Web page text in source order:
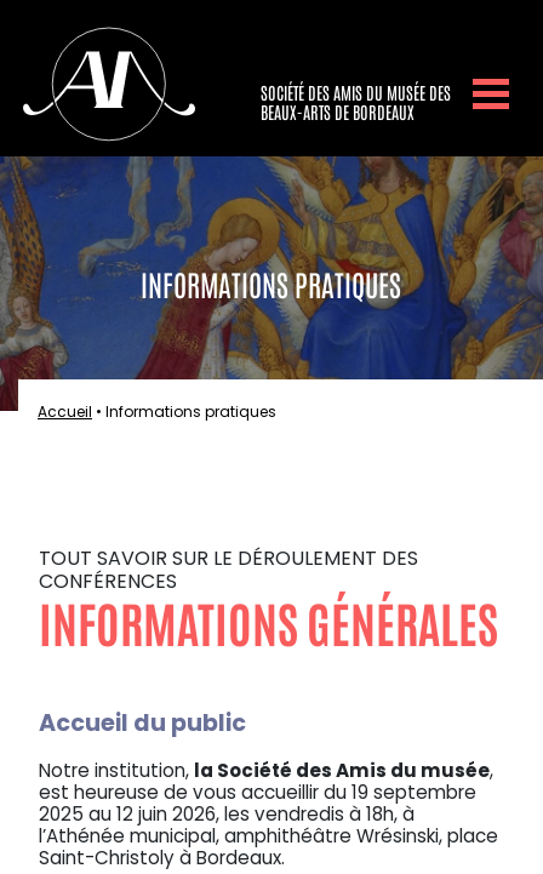
SOCIÉTÉ DES AMIS DU MUSÉE DES
BEAUX-ARTS DE BORDEAUX
INFORMATIONS PRATIQUES
Accueil • Informations pratiques
TOUT SAVOIR SUR LE DÉROULEMENT DES
CONFÉRENCES
INFORMATIONS GÉNÉRALES
Accueil du public
Notre institution, la Société des Amis du musée,
est heureuse de vous accueillir du 19 septembre
2025 au 12 juin 2026, les vendredis à 18h, à
l’Athénée municipal, amphithéâtre Wrésinski, place
Saint-Christoly à Bordeaux.